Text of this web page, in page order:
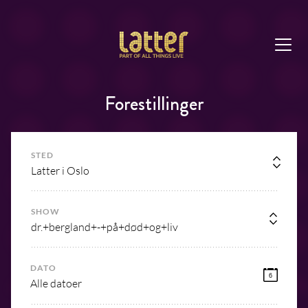
Forestillinger
STED
Latter i Oslo
SHOW
dr.+bergland+-+på+død+og+liv
DATO
Alle datoer
6